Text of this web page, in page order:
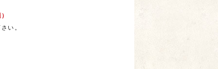
い。